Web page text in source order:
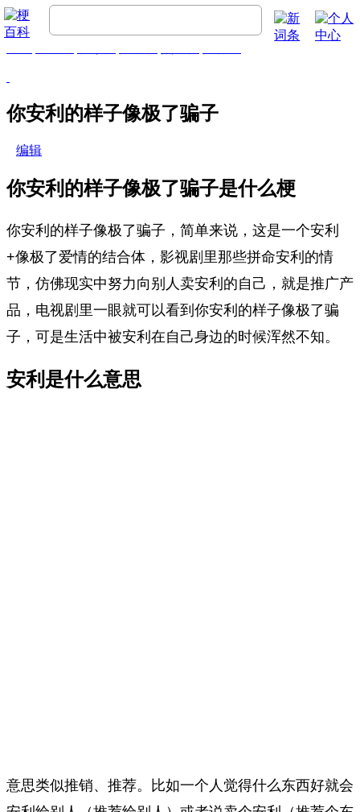
你安利的样子像极了骗子
编辑
你安利的样子像极了骗子是什么梗
你安利的样子像极了骗子，简单来说，这是一个安利
+像极了爱情的结合体，影视剧里那些拼命安利的情
节，仿佛现实中努力向别人卖安利的自己，就是推广产
品，电视剧里一眼就可以看到你安利的样子像极了骗
子，可是生活中被安利在自己身边的时候浑然不知。
安利是什么意思
意思类似推销、推荐。比如一个人觉得什么东西好就会